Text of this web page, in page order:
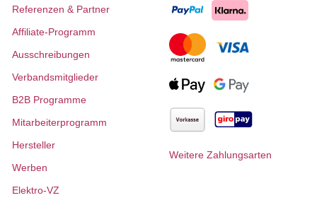
Referenzen & Partner
Affiliate-Programm
Ausschreibungen
Verbandsmitglieder
B2B Programme
Mitarbeiterprogramm
Hersteller
Werben
Elektro-VZ
Weitere Zahlungsarten